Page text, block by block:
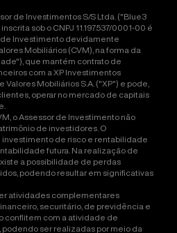
de Investimentos S/S Ltda. ("Blue3
sob o CNPJ 11.197.537/0001-00 é
Investimento devidamente
Mobiliários (CVM), na forma da
que mantém contrato de
com a XP Investimentos
Valores Mobiliários S.A. ("XP") e pode,
operar no mercado de capitais
o Assessor de Investimento não
de investidores. O
de risco e rentabilidade
futura. Na realização de
a possibilidade de perdas
podendo resultar em significativas
atividades complementares
securitário, de previdência e
conflitem com a atividade de
ser realizadas por meio da